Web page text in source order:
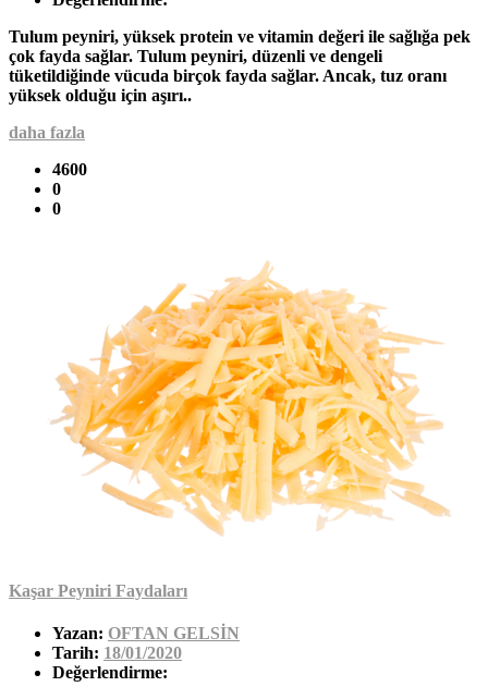
Tulum peyniri, yüksek protein ve vitamin değeri ile sağlığa pek
çok fayda sağlar. Tulum peyniri, düzenli ve dengeli
tüketildiğinde vücuda birçok fayda sağlar. Ancak, tuz oranı
yüksek olduğu için aşırı..
daha fazla
4600
0
0
Kaşar Peyniri Faydaları
Yazan: OFTAN GELSİN
Tarih: 18/01/2020
Değerlendirme: